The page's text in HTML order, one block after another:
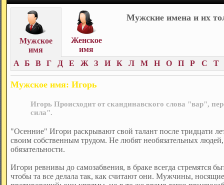
Мужское
имя
Женское
имя
Мужские имена и их
А Б В Г Д Е Ж З И К Л М Н О П Р С Т
Мужское имя: Игорь
Игорь Происходит от скандинавского слова "вар",
сила".
"Осенние" Игори раскрывают свой талант после тридцати
своим собственным трудом. Не любят необязательных
обязательности.
Игори ревнивы до самозабвения, в браке всегда стремятся
чтобы та все делала так, как считают они. Мужчины,